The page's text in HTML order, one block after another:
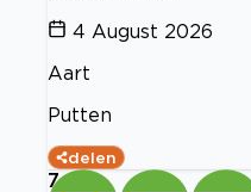
4 August 2026
Aart
Putten
delen
7